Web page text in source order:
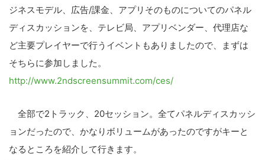
ジネスモデル、広告/課金、アプリそのものについてのパネル
ディスカッションを、テレビ局、アプリベンダー、代理店な
ど主要プレイヤーで行うイベントもありましたので、まずは
そちらに参加しました。
http://www.2ndscreensummit.com/ces/
全部で2トラック、20セッション。全てパネルディスカッシ
ョンだったので、かなりボリュームがあったのですがキーと
なるところを紹介して行きます。